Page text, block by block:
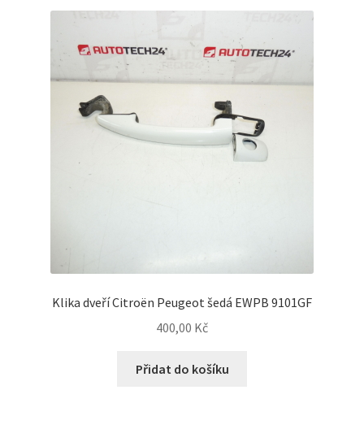
Klika dveří Citroën Peugeot šedá EWPB 9101GF
400,00 Kč
Přidat do košíku